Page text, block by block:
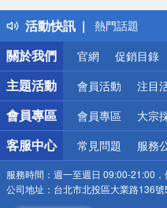
活動快訊
得獎公告
熱門話題
銀行優惠
偏遠地區配送
詐騙網頁！請
關於我們
官網 促銷目錄
主題活動 會員活動 注目
會員專區 會員專區 大宗
客服中心 常見問題 服務
服務時間： 週一至週日 09:00-21:00
公司地址： 台北市北投區大業路136